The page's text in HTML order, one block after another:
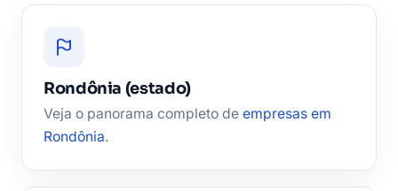
Rondônia (estado)
Veja o panorama completo de empresas em
Rondônia.